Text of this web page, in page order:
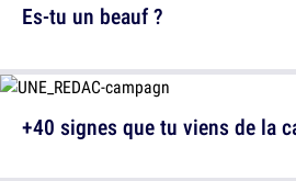
Es-tu un beauf ?
+40 signes que tu viens de la